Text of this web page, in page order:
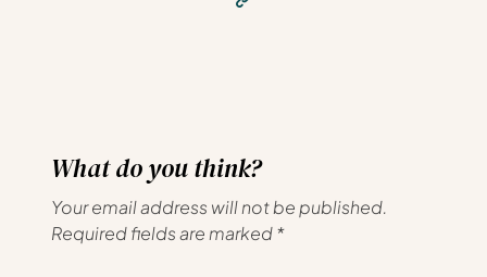
What do you think?
Your email address will not be published.
Required fields are marked*